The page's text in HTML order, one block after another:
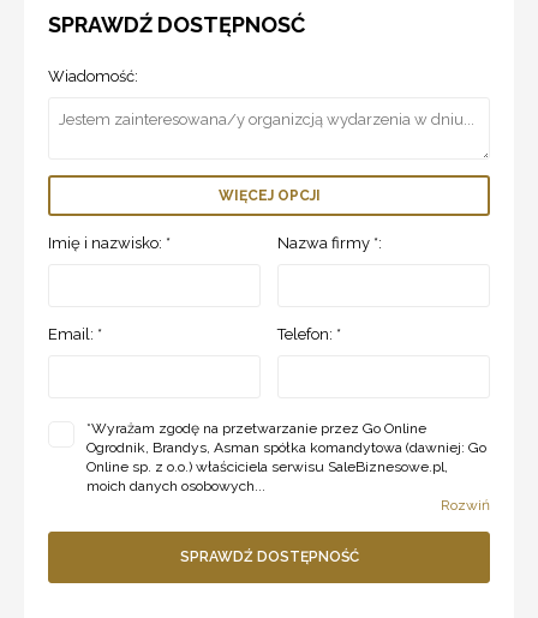
SPRAWDŹ DOSTĘPNOSĆ
Wiadomość:
WIĘCEJ OPCJI
Imię i nazwisko: * Nazwa firmy *:
Email: * Telefon: *
*Wyrażam zgodę na przetwarzanie przez Go Online
Ogrodnik, Brandys, Asman spółka komandytowa (dawniej: Go
Online sp. z o.o.) właściciela serwisu SaleBiznesowe.pl,
moich danych osobowych...
Rozwiń
SPRAWDŹ DOSTĘPNOŚĆ